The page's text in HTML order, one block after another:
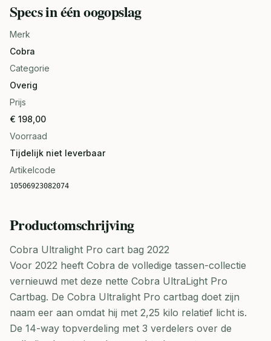
Specs in één oogopslag
Merk
Cobra
Categorie
Overig
Prijs
€ 198,00
Voorraad
Tijdelijk niet leverbaar
Artikelcode
10506923082074
Productomschrijving
Cobra Ultralight Pro cart bag 2022
Voor 2022 heeft Cobra de volledige tassen-collectie
vernieuwd met deze nette Cobra UltraLight Pro
Cartbag. De Cobra Ultralight Pro cartbag doet zijn
naam eer aan omdat hij met 2,25 kilo relatief licht is.
De 14-way topverdeling met 3 verdelers over de